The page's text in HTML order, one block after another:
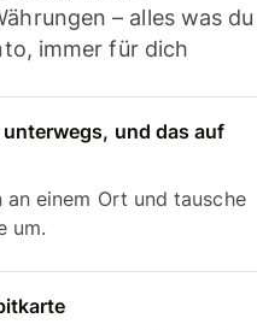
– alles was du
immer für dich
und das auf
an einem Ort und tausche
um.